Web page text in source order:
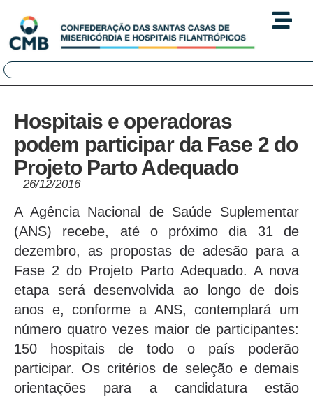
Hospitais e operadoras
podem participar da Fase 2 do
Projeto Parto Adequado
26/12/2016
A Agência Nacional de Saúde Suplementar
(ANS) recebe, até o próximo dia 31 de
dezembro, as propostas de adesão para a
Fase 2 do Projeto Parto Adequado. A nova
etapa será desenvolvida ao longo de dois
anos e, conforme a ANS, contemplará um
número quatro vezes maior de participantes:
150 hospitais de todo o país poderão
participar. Os critérios de seleção e demais
orientações para a candidatura estão